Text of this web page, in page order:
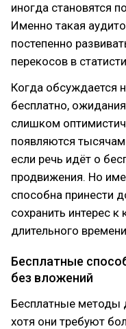
иногда становятся
Именно такая
постепенно
перекосов в
Когда обсуждается
бесплатно,
слишком
появляются
если речь идёт о
продвижения. Но
способна принести
сохранить интерес к
длительного
Бесплатные
без вложений
Бесплатные методы
хотя они требуют